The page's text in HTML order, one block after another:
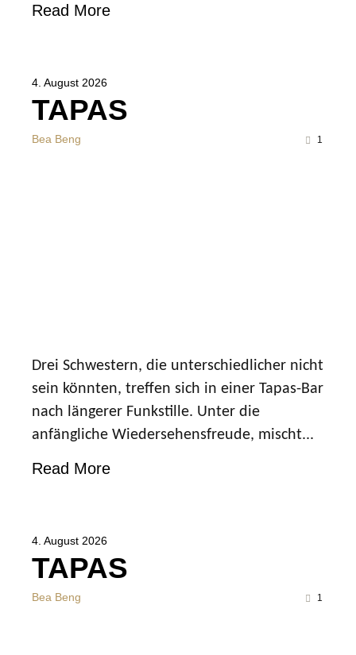
Read More
4. August 2026
TAPAS
Bea Beng 1
Drei Schwestern, die unterschiedlicher nicht
sein könnten, treffen sich in einer Tapas-Bar
nach längerer Funkstille. Unter die
anfängliche Wiedersehensfreude, mischt...
Read More
4. August 2026
TAPAS
Bea Beng 1